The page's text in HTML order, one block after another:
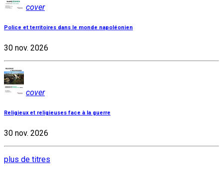
cover
Police et territoires dans le monde napoléonien
30 nov. 2026
cover
Religieux et religieuses face à la guerre
30 nov. 2026
plus de titres